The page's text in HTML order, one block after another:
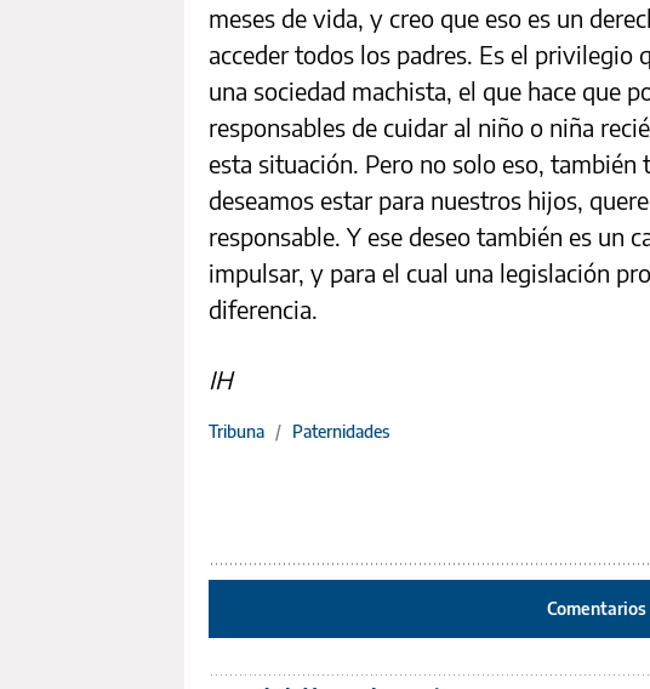
meses de vida, y creo que eso es un
acceder todos los padres. Es el privilegio
una sociedad machista, el que hace que
responsables de cuidar al niño o niña
esta situación. Pero no solo eso,
deseamos estar para nuestros hijos,
responsable. Y ese deseo también es un
impulsar, y para el cual una legislación
diferencia.
IH
Tribuna / Paternidades
Comentarios